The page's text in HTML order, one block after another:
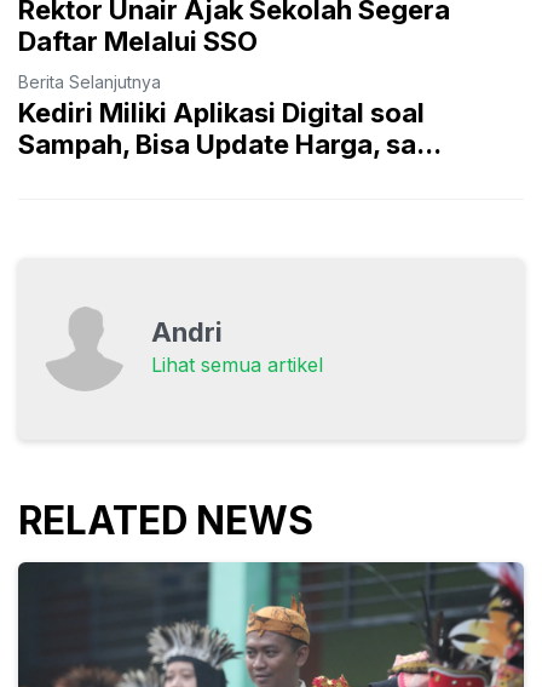
Rektor Unair Ajak Sekolah Segera
Daftar Melalui SSO
Berita Selanjutnya
Kediri Miliki Aplikasi Digital soal
Sampah, Bisa Update Harga, sa...
Andri
Lihat semua artikel
RELATED NEWS